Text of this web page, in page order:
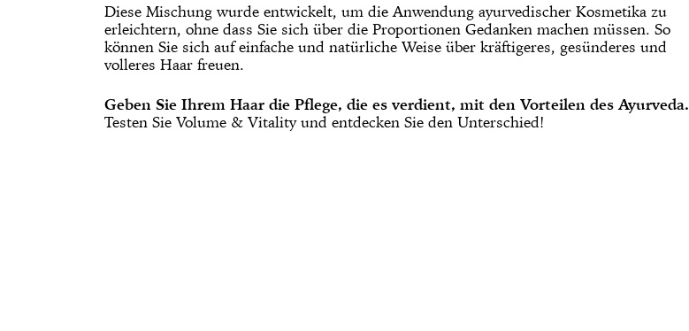
Diese Mischung wurde entwickelt, um die Anwendung ayurvedischer Kosmetika zu
erleichtern, ohne dass Sie sich über die Proportionen Gedanken machen müssen. So
können Sie sich auf einfache und natürliche Weise über kräftigeres, gesünderes und
volleres Haar freuen.
Geben Sie Ihrem Haar die Pflege, die es verdient, mit den Vorteilen des Ayurveda.
Testen Sie Volume & Vitality und entdecken Sie den Unterschied!